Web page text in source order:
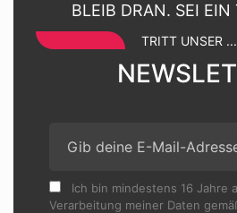
BLEIB DRAN. SEI EIN
TRITT UNSER
Ich bin mindestens 16 Jahre
Verarbeitung meiner Daten